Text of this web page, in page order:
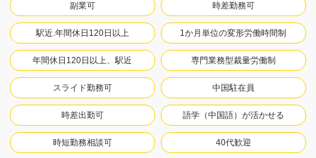
副業可 時差勤務可
駅近.年間休日120日以上 1か月単位の変形労働時間制
年間休日120日以上、駅近 専門業務型裁量労働制
スライド勤務可 中国駐在員
時差出勤可 語学（中国語）が活かせる
時短勤務相談可 40代歓迎